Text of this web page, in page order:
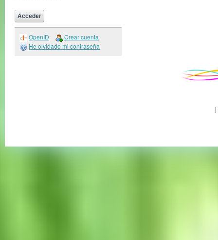
OpenID
Crear cuenta
He olvidado mi contraseña
|